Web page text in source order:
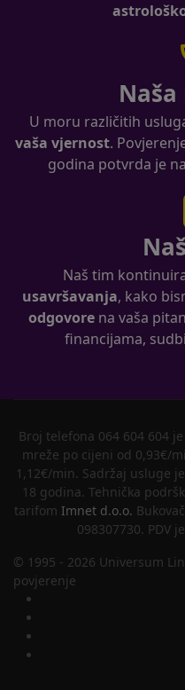
U moru različitih
vaša vjernost.
godina potvrda je
Naš tim
usavršavanja, kako
odgovorena vaša
financijama,
Broj telefona 064 604 604
mreže po cijeni od 0,93€/
1,12€/min. Sadržaj usluge
18 godina. Tehnička
tarifom Imnet d.o.o.
098307730. PDV
© 1995 - 2026 Universum
povjerenje